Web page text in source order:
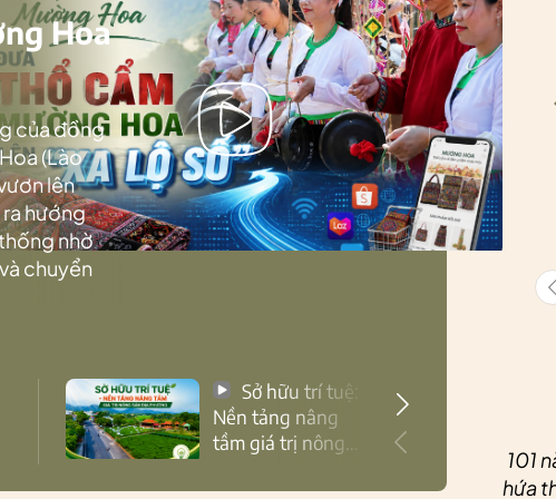
Hoa
của đồng
(Lào
lên
hướng
nhờ
chuyển
Nền tảng nâng
tầm giá trị nông
101
hứa